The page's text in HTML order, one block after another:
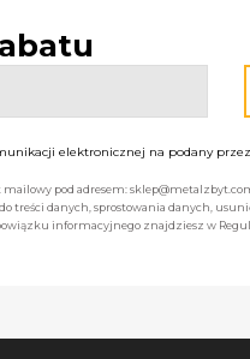
elektronicznej na podany
pod adresem:
treści danych, sprostowania danych,
informacyjnego znajdziesz w